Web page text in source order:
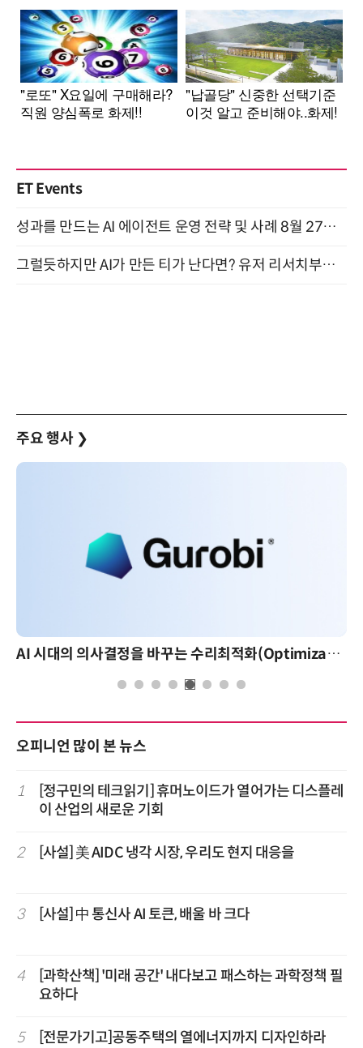
ET Events
성과를 만드는 AI 에이전트 운영 전략 및 사례 8월 27일 개최
그럴듯하지만 AI가 만든 티가 난다면? 유저 리서치부터 배포까지! (9/15)
주요 행사 ❯
AI 시대의 의사결정을 바꾸는 수리최적화(Optimization): 실제 산업 적용 사례와 활용 전략
오피니언 많이 본 뉴스
1
[정구민의 테크읽기] 휴머노이드가 열어가는 디스플레
이 산업의 새로운 기회
2 [사설] 美 AIDC 냉각 시장, 우리도 현지 대응을
3 [사설] 中 통신사 AI 토큰, 배울 바 크다
4
[과학산책] '미래 공간' 내다보고 패스하는 과학정책 필
요하다
5 [전문가기고]공동주택의 열에너지까지 디자인하라